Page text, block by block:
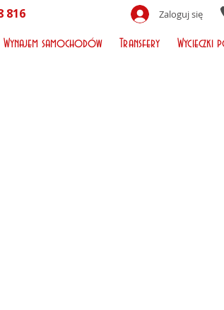
816 Zaloguj się
Wynajem samochodów Transfery Wycieczki